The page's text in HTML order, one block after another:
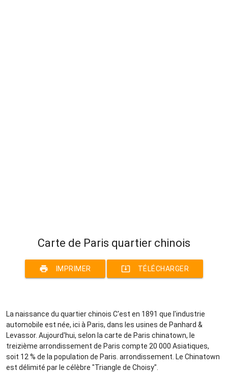
Carte de Paris quartier chinois
print IMPRIMER system_update_alt TÉLÉCHARGER
La naissance du quartier chinois C'est en 1891 que l'industrie
automobile est née, ici à Paris, dans les usines de Panhard &
Levassor. Aujourd'hui, selon la carte de Paris chinatown, le
treizième arrondissement de Paris compte 20 000 Asiatiques,
soit 12 % de la population de Paris. arrondissement. Le Chinatown
est délimité par le célèbre "Triangle de Choisy".